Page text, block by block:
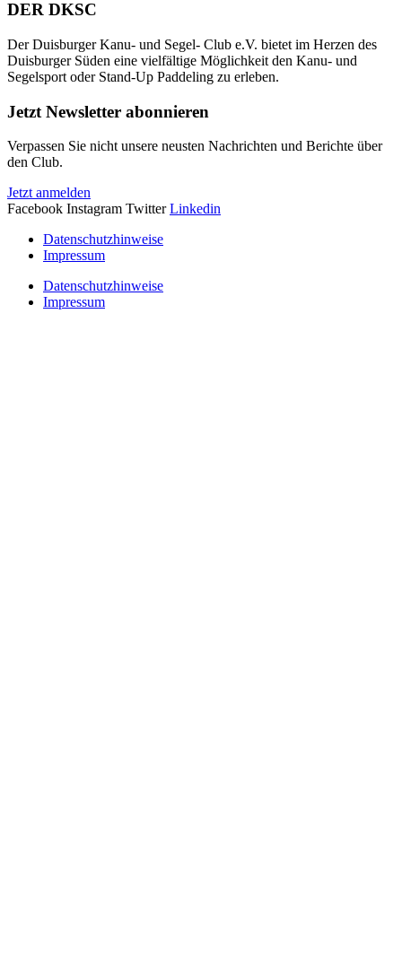
DER DKSC
Der Duisburger Kanu- und Segel- Club e.V. bietet im Herzen des
Duisburger Süden eine vielfältige Möglichkeit den Kanu- und
Segelsport oder Stand-Up Paddeling zu erleben.
Jetzt Newsletter abonnieren
Verpassen Sie nicht unsere neusten Nachrichten und Berichte über
den Club.
Jetzt anmelden
Facebook Instagram Twitter Linkedin
Datenschutzhinweise
Impressum
Datenschutzhinweise
Impressum